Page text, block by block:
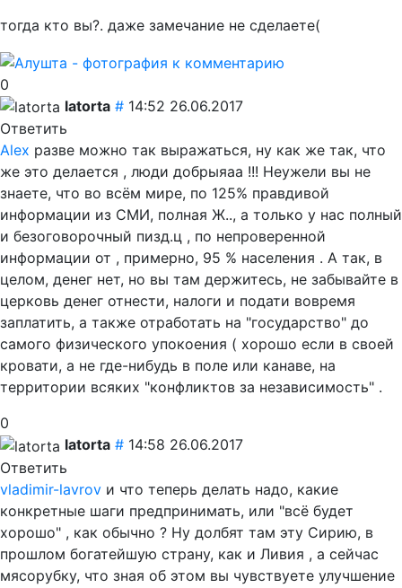
тогда кто вы?. даже замечание не сделаете(
0
latorta # 14:52 26.06.2017
Ответить
Alex разве можно так выражаться, ну как же так, что
же это делается , люди добрыяаа !!! Неужели вы не
знаете, что во всём мире, по 125% правдивой
информации из СМИ, полная Ж.., а только у нас полный
и безоговорочный пизд.ц , по непроверенной
информации от , примерно, 95 % населения . А так, в
целом, денег нет, но вы там держитесь, не забывайте в
церковь денег отнести, налоги и подати вовремя
заплатить, а также отработать на "государство" до
самого физического упокоения ( хорошо если в своей
кровати, а не где-нибудь в поле или канаве, на
территории всяких "конфликтов за независимость" .
0
latorta # 14:58 26.06.2017
Ответить
vladimir-lavrov и что теперь делать надо, какие
конкретные шаги предпринимать, или "всё будет
хорошо" , как обычно ? Ну долбят там эту Сирию, в
прошлом богатейшую страну, как и Ливия , а сейчас
мясорубку, что зная об этом вы чувствуете улучшение